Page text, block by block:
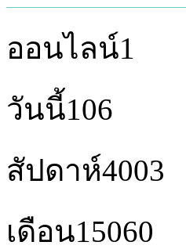
ออนไลน์1
วันนี้106
สัปดาห์4003
เดือน15060